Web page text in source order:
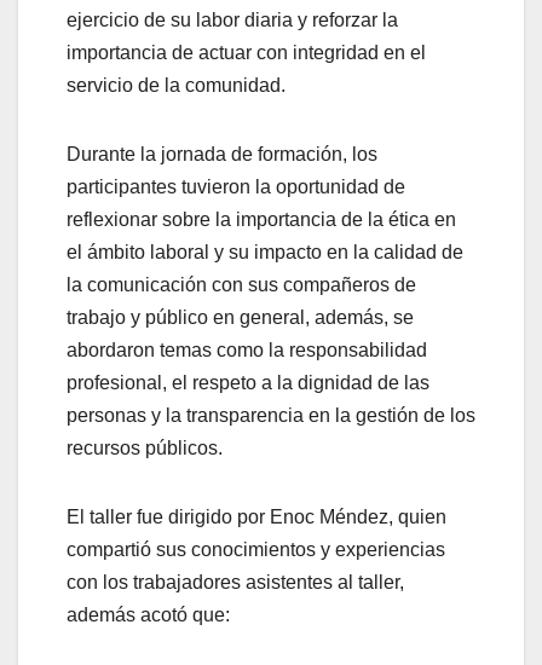
ejercicio de su labor diaria y reforzar la
importancia de actuar con integridad en el
servicio de la comunidad.
Durante la jornada de formación, los
participantes tuvieron la oportunidad de
reflexionar sobre la importancia de la ética en
el ámbito laboral y su impacto en la calidad de
la comunicación con sus compañeros de
trabajo y público en general, además, se
abordaron temas como la responsabilidad
profesional, el respeto a la dignidad de las
personas y la transparencia en la gestión de los
recursos públicos.
El taller fue dirigido por Enoc Méndez, quien
compartió sus conocimientos y experiencias
con los trabajadores asistentes al taller,
además acotó que: